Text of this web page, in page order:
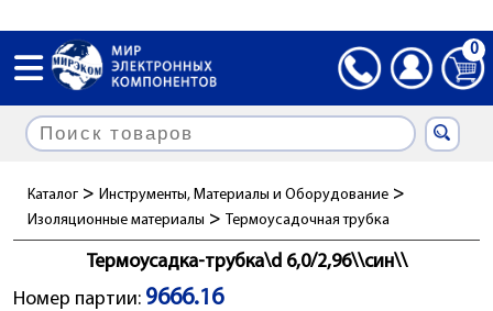
0
Каталог > Инструменты, Материалы и Оборудование >
Изоляционные материалы > Термоусадочная трубка
Термоусадка-трубка\d 6,0/2,96\\син\\
Номер партии: 9666.16